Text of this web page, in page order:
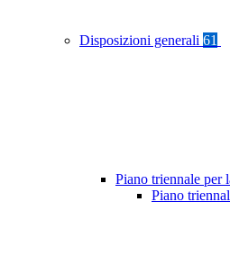
Disposizioni generali 61
Piano triennale per
Piano